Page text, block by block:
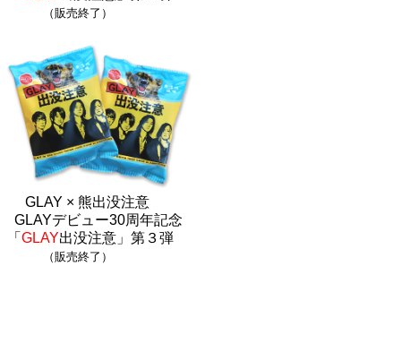
（販売終了）
GLAY × 熊出没注意
GLAYデビュー30周年記念
「 GLAY出没注意」第３弾
（販売終了）